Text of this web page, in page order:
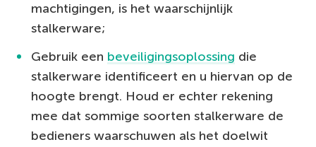
machtigingen, is het waarschijnlijk
stalkerware;
Gebruik een beveiligingsoplossing die
stalkerware identificeert en u hiervan op de
hoogte brengt. Houd er echter rekening
mee dat sommige soorten stalkerware de
bedieners waarschuwen als het doelwit